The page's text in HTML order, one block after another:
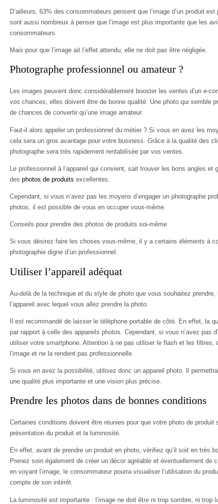
D’ailleurs, 63% des consommateurs pensent que l’image d’un produit
sont aussi nombreux à penser que l’image est plus importante que les
consommateurs.
Mais pour que l’image ait l’effet attendu, elle ne doit pas être négligée.
Photographe professionnel ou amateur ?
Les images peuvent donc considérablement booster les ventes d’un e-
vos chances, elles doivent être de bonne qualité. Une photo qui semble
de chances de convertir qu’une image amateur.
Faut-il alors appeler un professionnel du métier ? Si vous en avez les
cela sera un gros avantage pour votre business. Grâce à la qualité des
photographe sera très rapidement rentabilisée par vos ventes.
Le professionnel à l’appareil qui convient, sait trouver les bons angles et
des photos de produits excellentes.
Cependant, si vous n’avez pas les moyens d’engager un photographe
photos, il est possible de vous en occuper vous-même.
Conseils pour prendre des photos de produits soi-même
Si vous désirez faire les choses vous-même, il y a certains éléments à
photographie digne d’un professionnel.
Utiliser l’appareil adéquat
Au-delà de la technique et du style de photo que vous souhaitez
l’appareil avec lequel vous allez prendre la photo.
Il est recommandé de laisser le téléphone portable de côté. En effet, la
par rapport à celle des appareils photos. Cependant, si vous n’avez pas
utiliser votre smartphone. Attention à ne pas utiliser le flash et les filtres,
l’image et ne la rendent pas professionnelle.
Si vous en avez la possibilité, utilisez donc un appareil photo. Il
une qualité plus importante et une vision plus précise.
Prendre les photos dans de bonnes conditions
Certaines conditions doivent être réunies pour que votre photo de produit
présentation du produit et la luminosité.
En effet, avant de prendre un produit en photo, vérifiez qu’il soit en très
Prenez soin également de créer un décor agréable et éventuellement de
en voyant l’image, le consommateur pourra visualiser l’utilisation du
compte de son intérêt.
La luminosité est importante : l’image ne doit être ni trop sombre, ni trop